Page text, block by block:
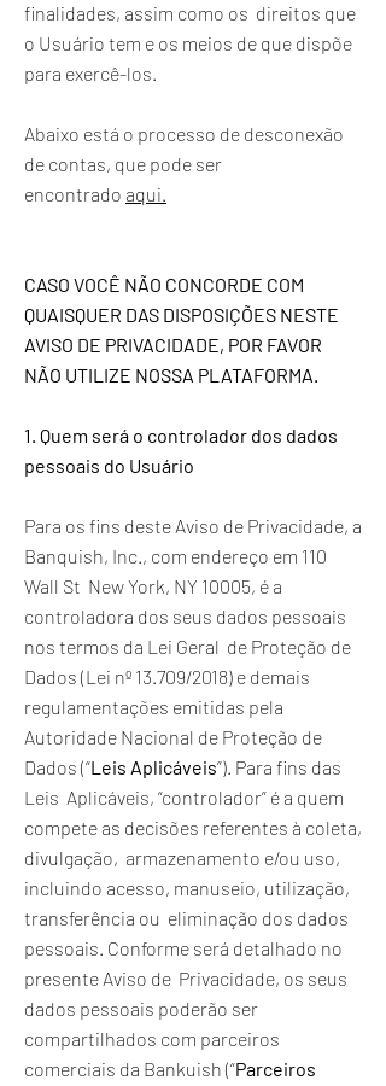
finalidades, assim como os direitos que
o Usuário tem e os meios de que dispõe
para exercê-los.
Abaixo está o processo de desconexão
de contas, que pode ser
encontrado aqui.
CASO VOCÊ NÃO CONCORDE COM
QUAISQUER DAS DISPOSIÇÕES NESTE
AVISO DE PRIVACIDADE, POR FAVOR
NÃO UTILIZE NOSSA PLATAFORMA.
1. Quem será o controlador dos dados
pessoais do Usuário
Para os fins deste Aviso de Privacidade, a
Banquish, Inc., com endereço em 110
Wall St New York, NY 10005, é a
controladora dos seus dados pessoais
nos termos da Lei Geral de Proteção de
Dados (Lei nº 13.709/2018) e demais
regulamentações emitidas pela
Autoridade Nacional de Proteção de
Dados (“Leis Aplicáveis”). Para fins das
Leis Aplicáveis, “controlador” é a quem
compete as decisões referentes à coleta,
divulgação, armazenamento e/ou uso,
incluindo acesso, manuseio, utilização,
transferência ou eliminação dos dados
pessoais. Conforme será detalhado no
presente Aviso de Privacidade, os seus
dados pessoais poderão ser
compartilhados com parceiros
comerciais da Bankuish (“Parceiros